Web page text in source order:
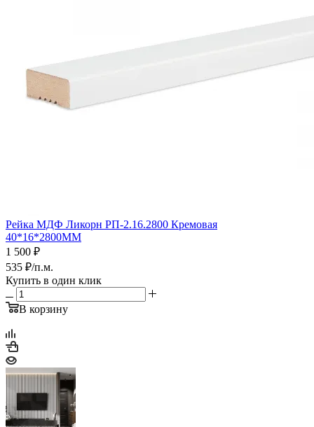
Рейка МДФ Ликорн РП-2.16.2800 Кремовая
40*16*2800ММ
1 500 ₽
535 ₽/п.м.
Купить в один клик
В корзину